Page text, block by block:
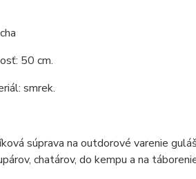
50 cm.
smrek.
súprava na outdorové varenie
chatárov, do kempu a na